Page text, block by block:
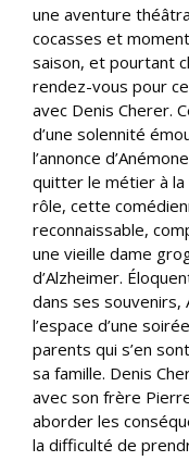
une aventure
cocasses et
saison, et pourtant
rendez-vous pour
avec Denis Cherer.
d’une solennité
l’annonce
quitter le métier à la
rôle, cette
reconnaissable,
une vieille dame
d’Alzheimer.
dans ses
l’espace d’une
parents qui s’en
sa famille. Denis
avec son frère
aborder les
la difficulté de